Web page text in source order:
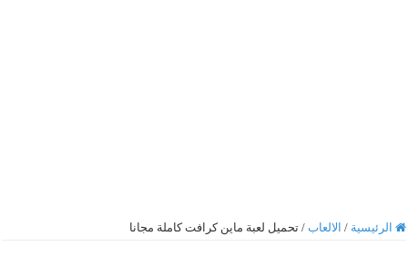
الرئيسية / الالعاب / تحميل لعبة ماين كرافت كاملة مجانا